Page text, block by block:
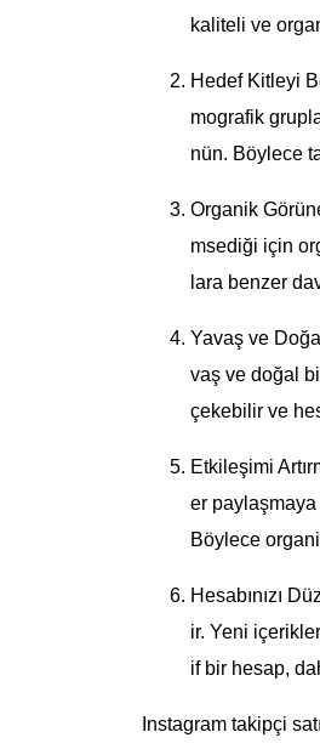
kaliteli ve
Hedef Kitleyi
mografik
nün. Böylece
Organik
msediği için
lara benzer
Yavaş ve
vaş ve doğal
çekebilir ve
Etkileşimi
er
Böylece
Hesabınızı
ir. Yeni
if bir hesap,
Instagram takipçi